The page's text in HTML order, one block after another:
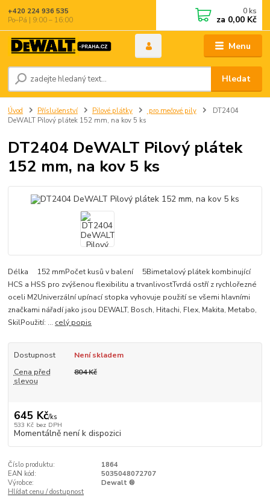
Menu
Hledat
+420 224 936 535
Po–Pá | 9:00 – 16:00
0 ks
za 0,00 Kč
Úvod Příslušenství Pilové plátky pro mečové pily
DT2404
DeWALT Pilový plátek 152 mm, na kov 5 ks
DT2404 DeWALT Pilový plátek
152 mm, na kov 5 ks
Délka 152 mmPočet kusů v balení 5Bimetalový plátek kombinující
HCS a HSS pro zvýšenou flexibilitu a trvanlivostTvrdá ostří z rychlořezné
oceli M2Univerzální upínací stopka vyhovuje použití se všemi hlavními
značkami nářadí jako jsou DEWALT, Bosch, Hitachi, Flex, Makita, Metabo,
SkilPoužití: ... celý popis
Dostupnost
Není skladem
Cena před
slevou
804 Kč
645 Kč/ks
533 Kč bez DPH
Momentálně není k dispozici
Číslo produktu:
1864
EAN kód:
5035048072707
Výrobce:
Dewalt ®
Hlídat cenu / dostupnost